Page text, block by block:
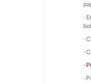
·
·
·
·
·